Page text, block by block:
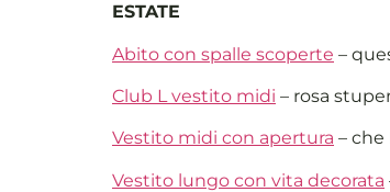
ESTATE
Abito con spalle scoperte –
Club L vestito midi – rosa
Vestito midi con apertura –
Vestito lungo con vita decorata